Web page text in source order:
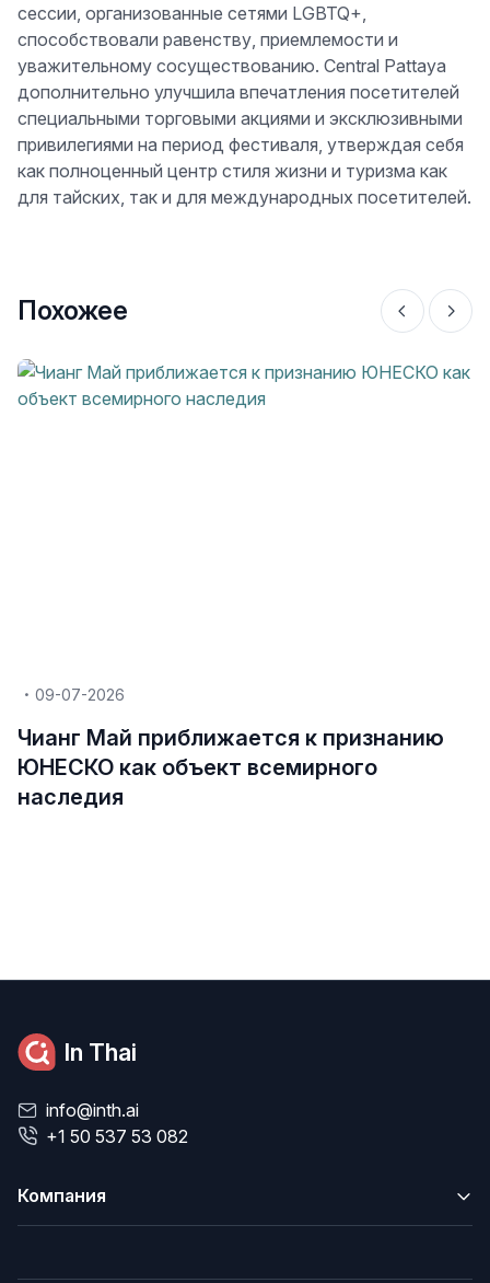
сессии, организованные сетями LGBTQ+,
способствовали равенству, приемлемости и
уважительному сосуществованию. Central Pattaya
дополнительно улучшила впечатления посетителей
специальными торговыми акциями и эксклюзивными
привилегиями на период фестиваля, утверждая себя
как полноценный центр стиля жизни и туризма как
для тайских, так и для международных посетителей.
Похожее
09-07-2026
Чианг Май приближается к признанию
ЮНЕСКО как объект всемирного
наследия
In Thai
info@inth.ai
+1 50 537 53 082
Компания